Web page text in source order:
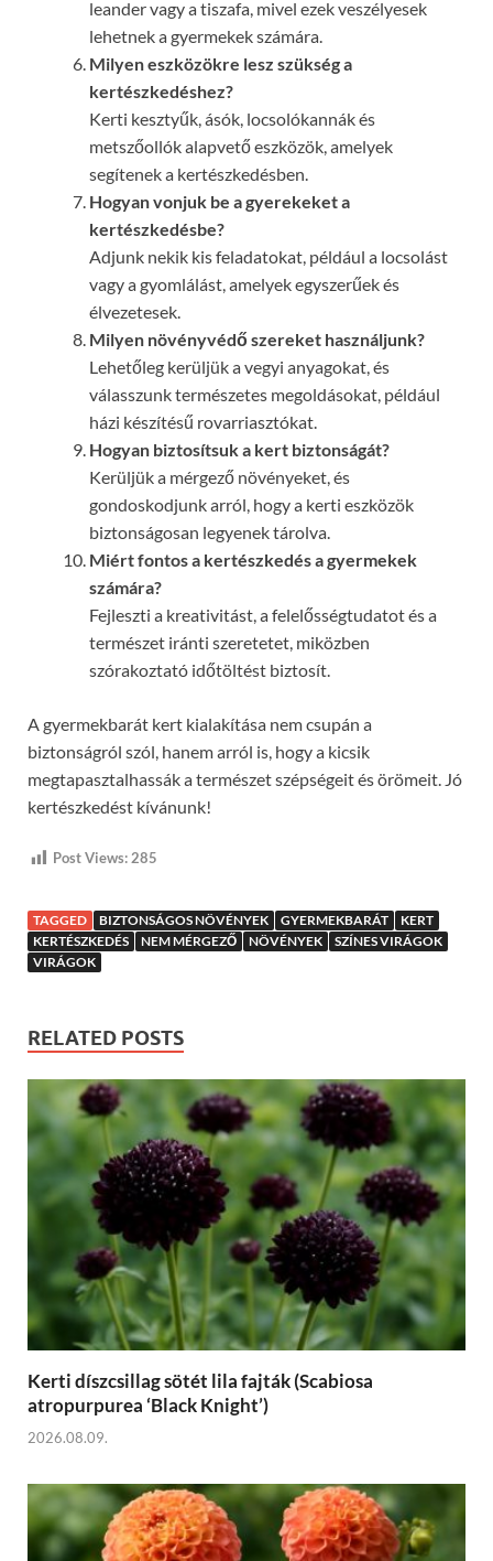
leander vagy a tiszafa, mivel ezek veszélyesek
lehetnek a gyermekek számára.
Milyen eszközökre lesz szükség a
kertészkedéshez?
Kerti kesztyűk, ásók, locsolókannák és
metszőollók alapvető eszközök, amelyek
segítenek a kertészkedésben.
Hogyan vonjuk be a gyerekeket a
kertészkedésbe?
Adjunk nekik kis feladatokat, például a locsolást
vagy a gyomlálást, amelyek egyszerűek és
élvezetesek.
Milyen növényvédő szereket használjunk?
Lehetőleg kerüljük a vegyi anyagokat, és
válasszunk természetes megoldásokat, például
házi készítésű rovarriasztókat.
Hogyan biztosítsuk a kert biztonságát?
Kerüljük a mérgező növényeket, és
gondoskodjunk arról, hogy a kerti eszközök
biztonságosan legyenek tárolva.
Miért fontos a kertészkedés a gyermekek
számára?
Fejleszti a kreativitást, a felelősségtudatot és a
természet iránti szeretetet, miközben
szórakoztató időtöltést biztosít.
A gyermekbarát kert kialakítása nem csupán a
biztonságról szól, hanem arról is, hogy a kicsik
megtapasztalhassák a természet szépségeit és örömeit. Jó
kertészkedést kívánunk!
Post Views:285
TAGGED BIZTONSÁGOS NÖVÉNYEK GYERMEKBARÁT
KERT
KERTÉSZKEDÉS
NEM MÉRGEZŐ NÖVÉNYEK
SZÍNES VIRÁGOK
VIRÁGOK
RELATED POSTS
Kerti díszcsillag sötét lila fajták (Scabiosa
atropurpurea ‘Black Knight’)
2026.08.09.